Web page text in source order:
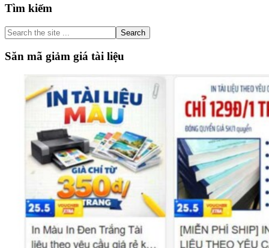
Primary
Sidebar
Tìm kiếm
Search
the
site
...
Săn mã giảm giá tài liệu